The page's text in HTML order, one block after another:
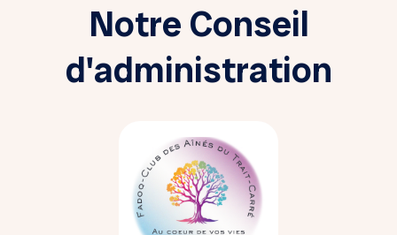
Notre Conseil
d'administration